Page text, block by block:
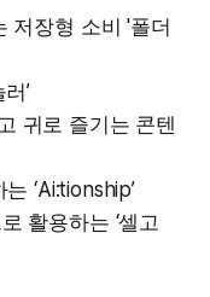
저장형 소비 '폴더
’
귀로 즐기는 콘텐
‘Ai:tionship’
활용하는 ‘셀고